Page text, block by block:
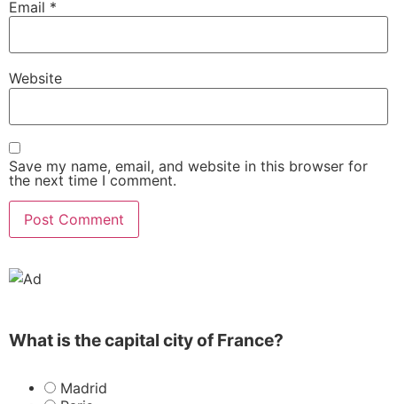
Email *
Website
Save my name, email, and website in this browser for
the next time I comment.
What is the capital city of France?
Madrid